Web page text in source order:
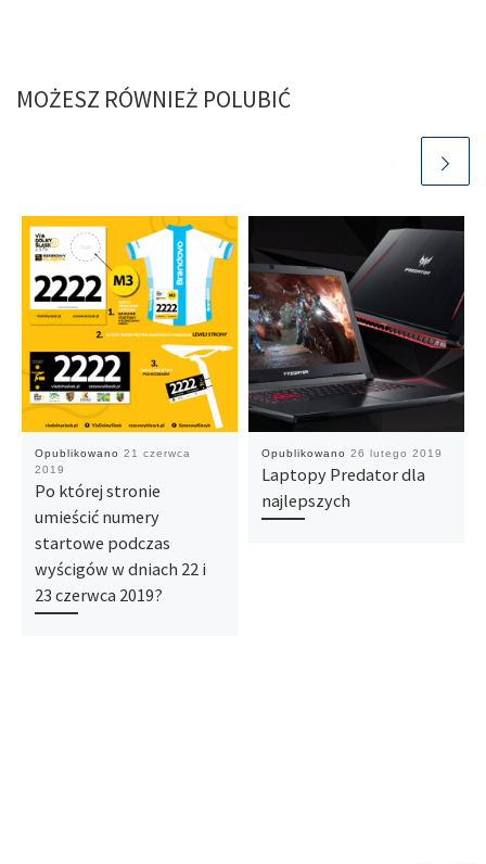
MOŻESZ RÓWNIEŻ POLUBIĆ
Opublikowano 21 czerwca
2019
Po której stronie
umieścić numery
startowe podczas
wyścigów w dniach 22 i
23 czerwca 2019?
Opublikowano 26 lutego 2019
Laptopy Predator dla
najlepszych